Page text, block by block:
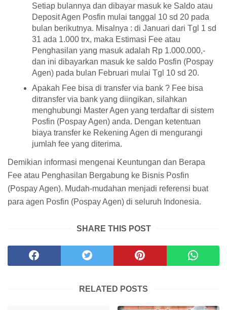
Setiap bulannya dan dibayar masuk ke Saldo atau
Deposit Agen Posfin mulai tanggal 10 sd 20 pada
bulan berikutnya. Misalnya : di Januari dari Tgl 1 sd
31 ada 1.000 trx, maka Estimasi Fee atau
Penghasilan yang masuk adalah Rp 1.000.000,-
dan ini dibayarkan masuk ke saldo Posfin (Pospay
Agen) pada bulan Februari mulai Tgl 10 sd 20.
Apakah Fee bisa di transfer via bank ? Fee bisa
ditransfer via bank yang diingikan, silahkan
menghubungi Master Agen yang terdaftar di sistem
Posfin (Pospay Agen) anda. Dengan ketentuan
biaya transfer ke Rekening Agen di mengurangi
jumlah fee yang diterima.
Demikian informasi mengenai Keuntungan dan Berapa
Fee atau Penghasilan Bergabung ke Bisnis Posfin
(Pospay Agen). Mudah-mudahan menjadi referensi buat
para agen Posfin (Pospay Agen) di seluruh Indonesia.
SHARE THIS POST
RELATED POSTS